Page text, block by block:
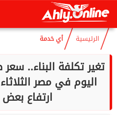
الجمعة
الرئيسية أي خدمة
تغير تكلفة البناء..
ارتفاع